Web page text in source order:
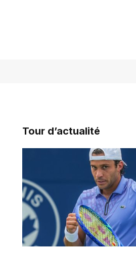
Tour d’actualité